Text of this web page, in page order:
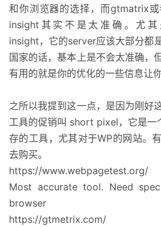
和你浏览器的选择，而gtmatrix
insight其实不是太准确。尤其
insight，它的server应该大部分都
国家的话，基本上是不会太准确，
有用的就是你的优化的一些信息让你
之所以我提到这一点，是因为刚好
工具的促销叫 short pixel，它是一
存的工具，尤其对于WP的网站。
去购买。
https://www.webpagetest.org/
Most accurate tool. Need
browser
https://gtmetrix.com/